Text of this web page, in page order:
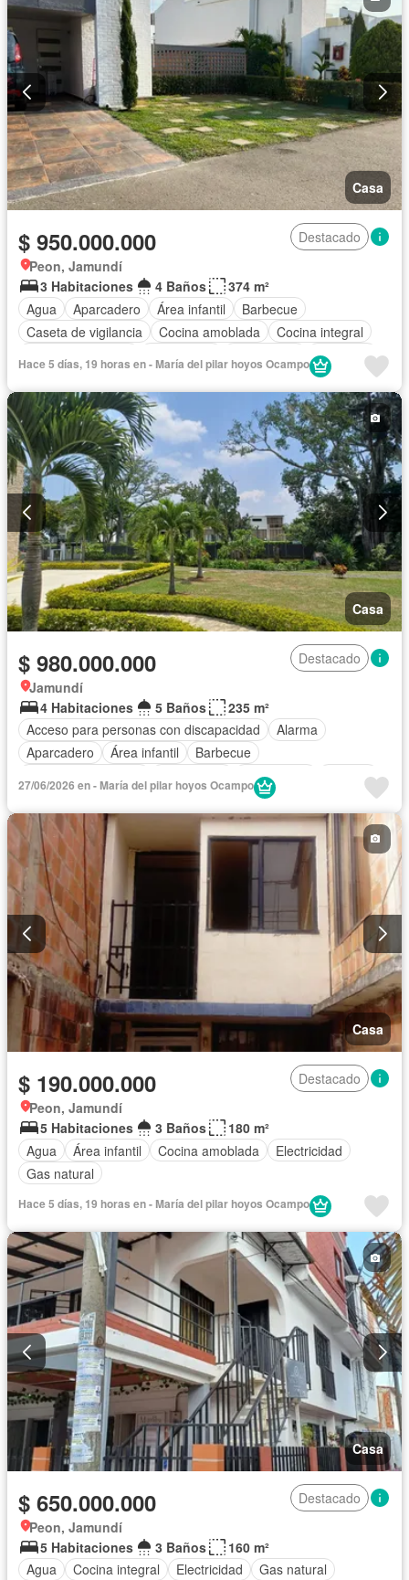
Casa
$ 950.000.000
Destacado
Peon, Jamundí
3 Habitaciones
4 Baños
374 m²
Agua
Aparcadero Área infantil
Barbecue
Caseta de vigilancia
Cocina amoblada
Cocina integral
Gimnasio
Patio Piscina
Vigilante
Seguridad privada
Tanque de agua Terraza Wifi
Hace 5 días, 19 horas en - María del pilar hoyos Ocampo
Casa
$ 980.000.000
Destacado
Jamundí
4 Habitaciones
5 Baños
235 m²
Acceso para personas con discapacidad
Alarma
Aparcadero
Área infantil
Barbecue
Gas natural
Internet
Patio Piscina
Vigilante
Seguridad privada
Tanque de agua Terraza
27/06/2026 en - María del pilar hoyos Ocampo
Casa
$ 190.000.000
Destacado
Peon, Jamundí
5 Habitaciones
3 Baños
180 m²
Agua
Área infantil Cocina amoblada
Electricidad
Gas natural
Hace 5 días, 19 horas en - María del pilar hoyos Ocampo
Casa
$ 650.000.000
Destacado
Peon, Jamundí
5 Habitaciones
3 Baños
160 m²
Agua
Cocina integral Electricidad Gas natural